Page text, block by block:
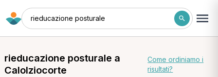
rieducazione posturale
rieducazione posturale a
Calolziocorte
Come ordiniamo i
risultati?